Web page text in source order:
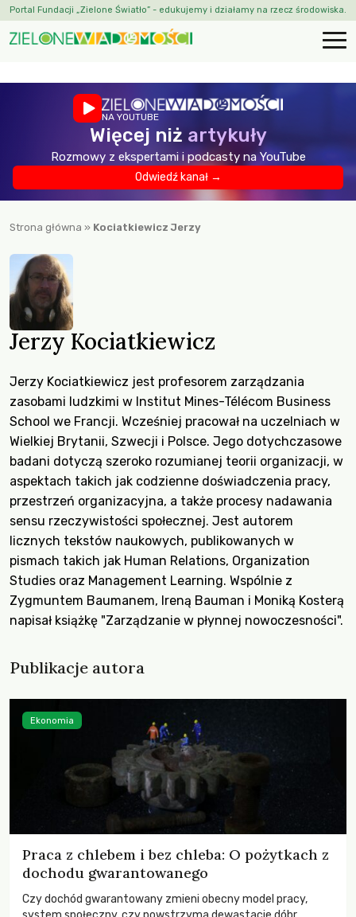
Portal Fundacji „Zielone Światło” - edukujemy i działamy na rzecz środowiska.
NA YOUTUBE
Więcej niż artykuły
Rozmowy z ekspertami i podcasty na YouTube
Odwiedź kanał →
Strona główna » Kociatkiewicz Jerzy
Jerzy Kociatkiewicz
Jerzy Kociatkiewicz jest profesorem zarządzania
zasobami ludzkimi w Institut Mines-Télécom Business
School we Francji. Wcześniej pracował na uczelniach w
Wielkiej Brytanii, Szwecji i Polsce. Jego dotychczasowe
badani dotyczą szeroko rozumianej teorii organizacji, w
aspektach takich jak codzienne doświadczenia pracy,
przestrzeń organizacyjna, a także procesy nadawania
sensu rzeczywistości społecznej. Jest autorem
licznych tekstów naukowych, publikowanych w
pismach takich jak Human Relations, Organization
Studies oraz Management Learning. Wspólnie z
Zygmuntem Baumanem, Ireną Bauman i Moniką Kosterą
napisał książkę "Zarządzanie w płynnej nowoczesności".
Publikacje autora
Praca z chlebem i bez chleba: O pożytkach z
dochodu gwarantowanego
Czy dochód gwarantowany zmieni obecny model pracy,
Ekonomia